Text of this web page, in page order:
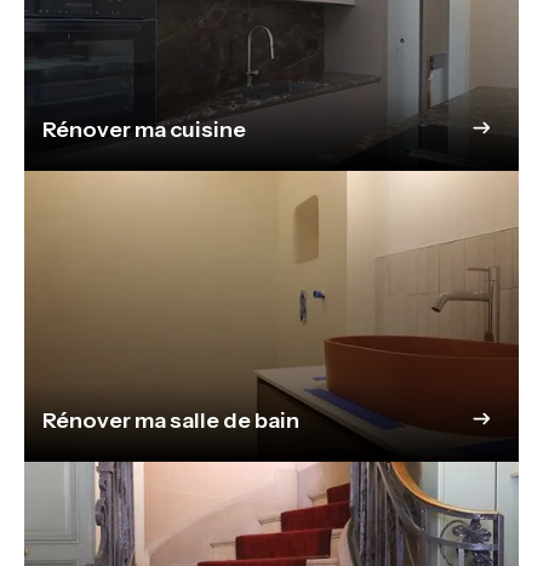
Rénover ma cuisine
Rénover ma salle de bain